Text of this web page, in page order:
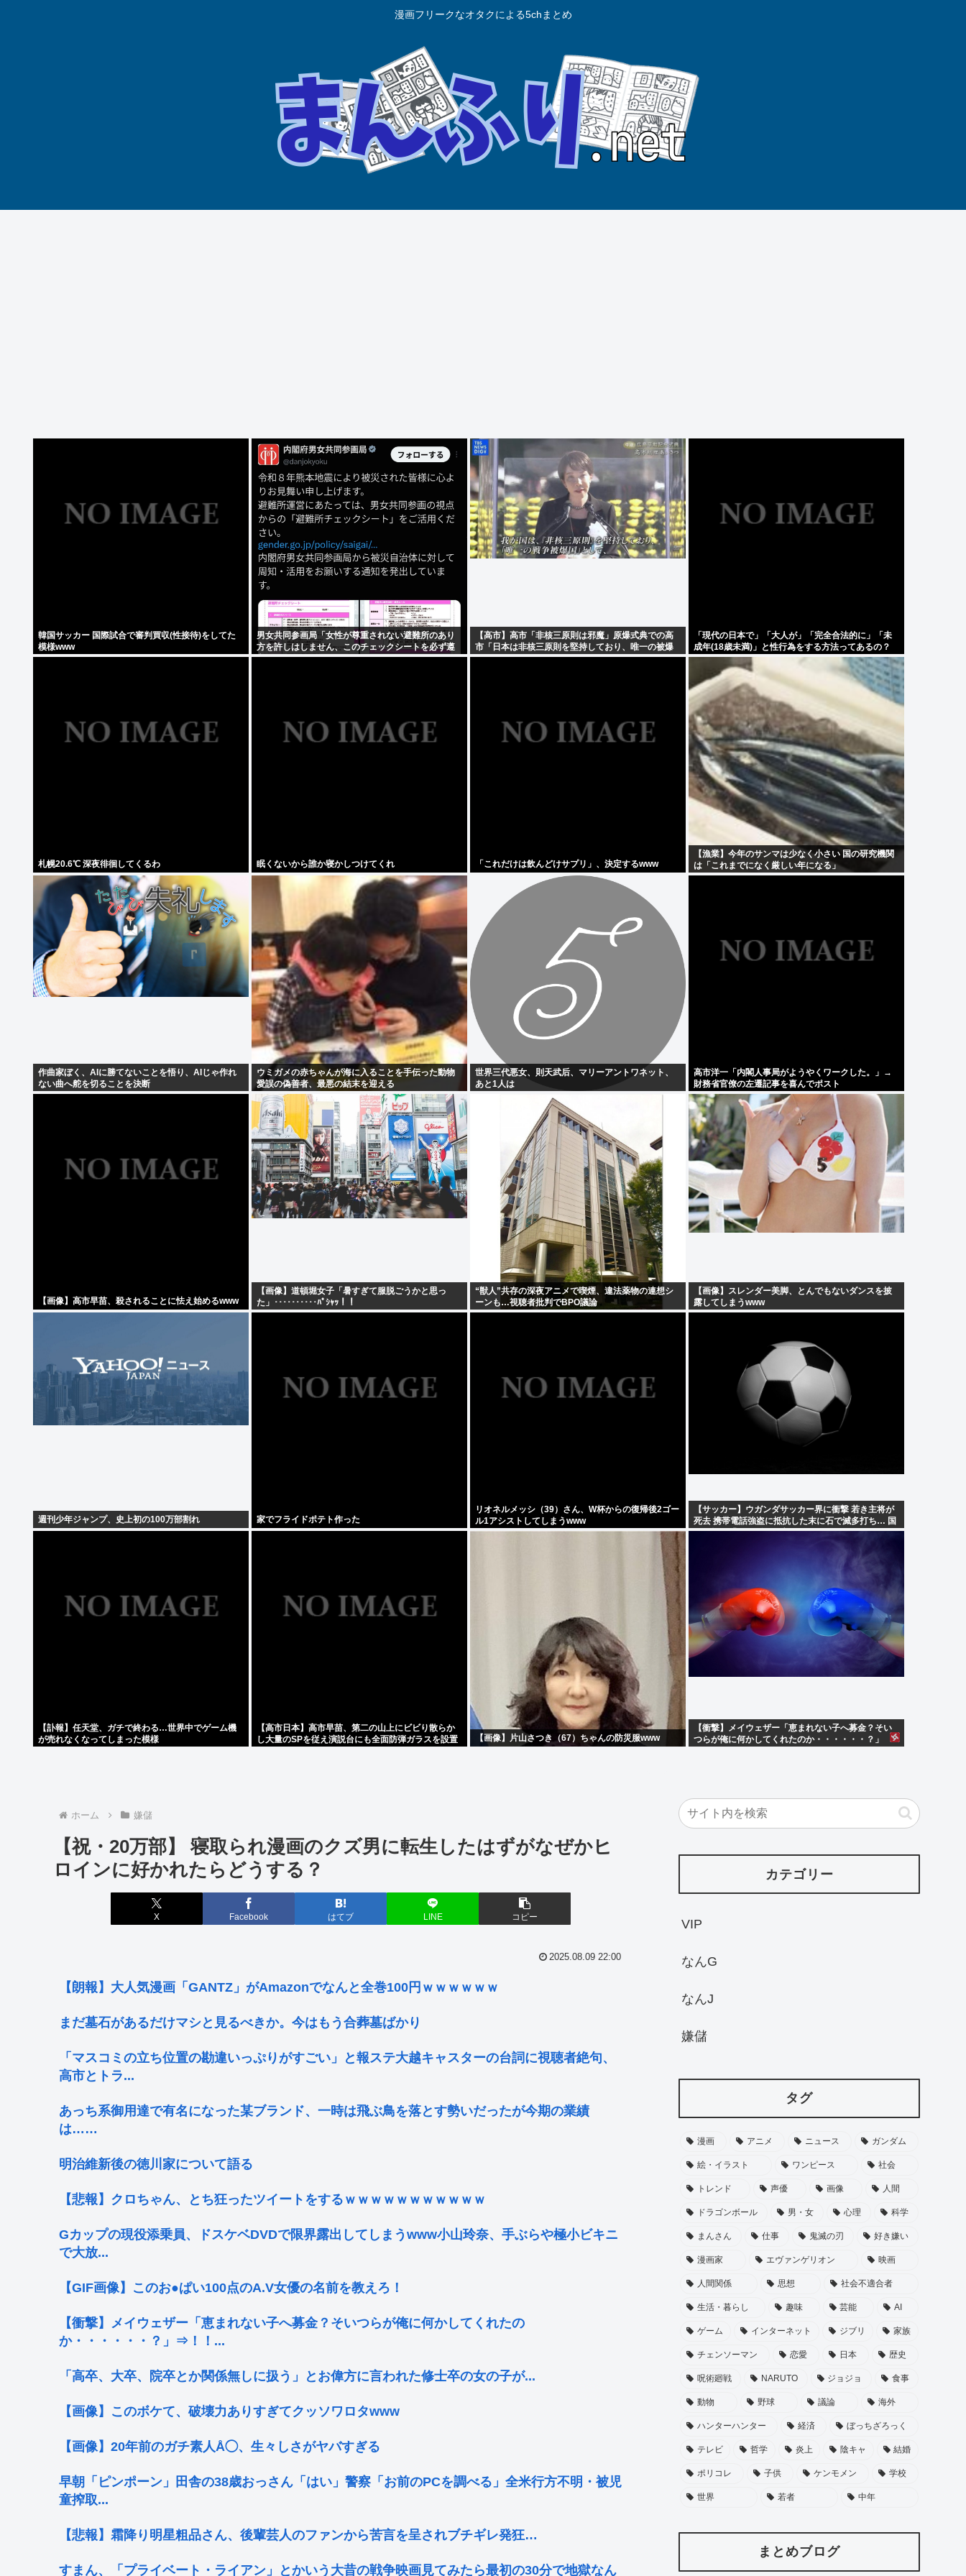
漫画フリークなオタクによる5chまとめ
韓国サッカー 国際試合で審判買収(性接待)をしてた
模様www
男女共同参画局「女性が尊重されない避難所のあり
方を許しはしません、このチェックシートを必ず遵
守してください」
【高市】高市「非核三原則は邪魔」原爆式典での高
市「日本は非核三原則を堅持しており、唯一の被爆
国として…」お目々パチパチッ
「現代の日本で」「大人が」「完全合法的に」「未
成年(18歳未満)」と性行為をする方法ってあるの？
札幌20.6℃ 深夜徘徊してくるわ 眠くないから誰か寝かしつけてくれ 「これだけは飲んどけサプリ」、決定するwww
【漁業】今年のサンマは少なく小さい 国の研究機関
は「これまでになく厳しい年になる」
作曲家ぼく、AIに勝てないことを悟り、AIじゃ作れ
ない曲へ舵を切ることを決断
ウミガメの赤ちゃんが海に入ることを手伝った動物
愛誤の偽善者、最悪の結末を迎える
世界三代悪女、則天武后、マリーアントワネット、
あと1人は
高市洋一「内閣人事局がようやくワークした。」→
財務省官僚の左遷記事を喜んでポスト
【画像】高市早苗、殺されることに怯え始めるwww
【画像】道頓堀女子「暑すぎて服脱ごうかと思っ
た」･･････････ﾊﾟｼｬｯ！！
“獣人”共存の深夜アニメで喫煙、違法薬物の連想シ
ーンも…視聴者批判でBPO議論
【画像】スレンダー美脚、とんでもないダンスを披
露してしまうwww
週刊少年ジャンプ、史上初の100万部割れ 家でフライドポテト作った
リオネルメッシ（39）さん、W杯からの復帰後2ゴー
ル1アシストしてしまうwww
【サッカー】ウガンダサッカー界に衝撃 若き主将が
死去 携帯電話強盗に抵抗した末に石で滅多打ち… 国
民が怒り「リーダーを失った」
【訃報】任天堂、ガチで終わる…世界中でゲーム機
が売れなくなってしまった模様
【高市日本】高市早苗、第二の山上にビビり散らか
し大量のSPを従え演説台にも全面防弾ガラスを設置
【画像】片山さつき（67）ちゃんの防災服www
【衝撃】メイウェザー「恵まれない子へ募金？そい
つらが俺に何かしてくれたのか・・・・・・？」
ホーム 嫌儲
【祝・20万部】 寝取られ漫画のクズ男に転生したはずがなぜかヒ
ロインに好かれたらどうする？
X Facebook はてブ LINE コピー
2025.08.09 22:00
【朗報】大人気漫画「GANTZ」がAmazonでなんと全巻100円ｗｗｗｗｗｗ
まだ墓石があるだけマシと見るべきか。今はもう合葬墓ばかり
「マスコミの立ち位置の勘違いっぷりがすごい」と報ステ大越キャスターの台詞に視聴者絶句、
高市とトラ...
あっち系御用達で有名になった某ブランド、一時は飛ぶ鳥を落とす勢いだったが今期の業績
は……
明治維新後の徳川家について語る
【悲報】クロちゃん、とち狂ったツイートをするｗｗｗｗｗｗｗｗｗｗｗ
Gカップの現役添乗員、ドスケベDVDで限界露出してしまうwww小山玲奈、手ぶらや極小ビキニ
で大放...
【GIF画像】このお●ぱい100点のA.V女優の名前を教えろ！
【衝撃】メイウェザー「恵まれない子へ募金？そいつらが俺に何かしてくれたの
か・・・・・・？」⇒！！...
「高卒、大卒、院卒とか関係無しに扱う」とお偉方に言われた修士卒の女の子が...
【画像】このボケて、破壊力ありすぎてクッソワロタwww
【画像】20年前のガチ素人Å◯、生々しさがヤバすぎる
早朝「ピンポーン」田舎の38歳おっさん「はい」警察「お前のPCを調べる」全米行方不明・被児
童搾取...
【悲報】霜降り明星粗品さん、後輩芸人のファンから苦言を呈されブチギレ発狂…
すまん、「プライベート・ライアン」とかいう大昔の戦争映画見てみたら最初の30分で地獄なん
カテゴリー
VIP
なんG
なんJ
嫌儲
タグ
漫画 アニメ ニュース ガンダム
絵・イラスト ワンピース 社会
トレンド 声優 画像 人間
ドラゴンボール 男・女 心理 科学
まんさん 仕事 鬼滅の刃 好き嫌い
漫画家 エヴァンゲリオン 映画
人間関係 思想 社会不適合者
生活・暮らし 趣味 芸能 AI
ゲーム インターネット ジブリ 家族
チェンソーマン 恋愛 日本 歴史
呪術廻戦 NARUTO ジョジョ 食事
動物 野球 議論 海外
ハンターハンター 経済 ぼっちざろっく
テレビ 哲学 炎上 陰キャ 結婚
ポリコレ 子供 ケンモメン 学校
世界 若者 中年
まとめブログ